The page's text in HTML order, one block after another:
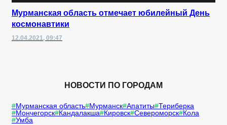
Мурманская область отмечает юбилейный День
космонавтики
12.04.2021, 09:47
НОВОСТИ ПО ГОРОДАМ
Мурманская область Мурманск Апатиты Териберка
Мончегорск Кандалакша Кировск Североморск Кола
Умба